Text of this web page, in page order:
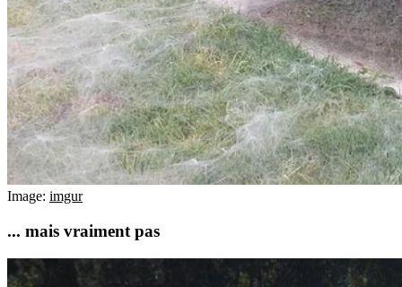
Image: imgur
... mais vraiment pas